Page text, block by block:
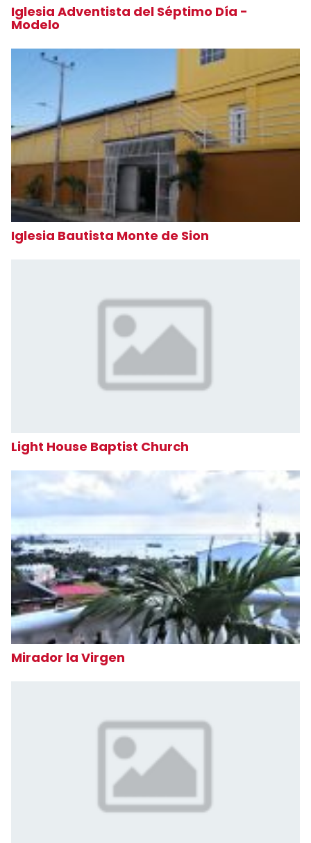
Iglesia Adventista del Séptimo Día -
Modelo
Iglesia Bautista Monte de Sion
Light House Baptist Church
Mirador la Virgen